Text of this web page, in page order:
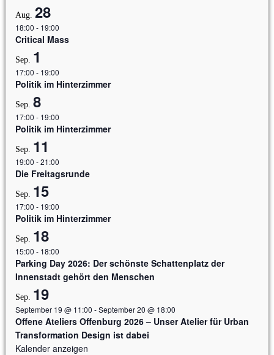
Aug. 28
18:00 - 19:00
Critical Mass
Sep. 1
17:00 - 19:00
Politik im Hinterzimmer
Sep. 8
17:00 - 19:00
Politik im Hinterzimmer
Sep. 11
19:00 -21:00
Die Freitagsrunde
Sep. 15
17:00 - 19:00
Politik im Hinterzimmer
Sep. 18
15:00 - 18:00
Parking Day 2026: Der schönste Schattenplatz der
Innenstadt gehört den Menschen
Sep. 19
September 19 @ 11:00 -September 20 @ 18:00
Offene Ateliers Offenburg 2026 – Unser Atelier für Urban
Transformation Design ist dabei
Kalender anzeigen